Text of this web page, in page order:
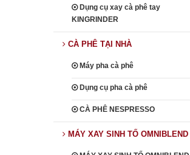
Dụng cụ xay cà phê tay
KINGRINDER
CÀ PHÊ TẠI NHÀ
Máy pha cà phê
Dụng cụ pha cà phê
CÀ PHÊ NESPRESSO
MÁY XAY SINH TỐ OMNIBLEND